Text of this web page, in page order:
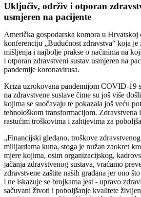
Uključiv, održiv i otporan
usmjeren na pacijente
Američka gospodarska komora u Hrvatskoj
konferenciju „Budućnost zdravstva“ koja
mišljenja i najbolje prakse o načinima na
i otporan zdravstveni sustav usmjeren na
pandemije koronavirusa.
Kriza uzrokovana pandemijom COVID-19
na zdravstvene sustave čime su još više
kojima se suočavaju te pokazala još veću
tehnološkom transformacijom. Zdravstvena
rastućim troškovima i zahtjevima za
„Financijski gledano, troškove
milijardama kuna, stoga je nužan zaokret
mjere kojima, osim organizacijskog,
jačanja zdravstvenog sustava, vraćamo
zdravstvene zaštite naših građana jer ono
i ne iskazuje se brojkama jest - upravo
sačuvani životi i poboljšanje kvalitete